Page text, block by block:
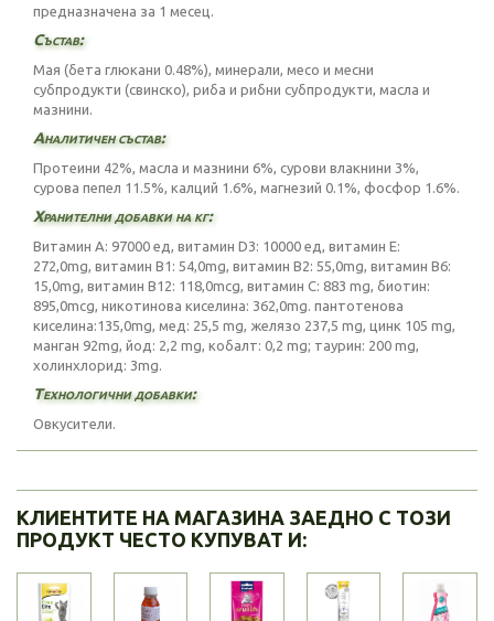
предназначена за 1 месец.
Състав:
Мая (бета глюкани 0.48%), минерали, месо и месни
субпродукти (свинско), риба и рибни субпродукти, масла и
мазнини.
Аналитичен състав:
Протеини 42%, масла и мазнини 6%, сурови влакнини 3%,
сурова пепел 11.5%, калций 1.6%, магнезий 0.1%, фосфор 1.6%.
Хранителни добавки на кг:
Витамин А: 97000 ед, витамин D3: 10000 ед, витамин Е:
272,0mg, витамин B1: 54,0mg, витамин B2: 55,0mg, витамин B6:
15,0mg, витамин B12: 118,0mcg, витамин С: 883 mg, биотин:
895,0mcg, никотинова киселина: 362,0mg. пантотенова
киселина:135,0mg, мед: 25,5 mg, желязо 237,5 mg, цинк 105 mg,
манган 92mg, йод: 2,2 mg, кобалт: 0,2 mg; таурин: 200 mg,
холинхлорид: 3mg.
Технологични добавки:
Овкусители.
КЛИЕНТИТЕ НА МАГАЗИНА ЗАЕДНО С ТОЗИ
ПРОДУКТ ЧЕСТО КУПУВАТ И: